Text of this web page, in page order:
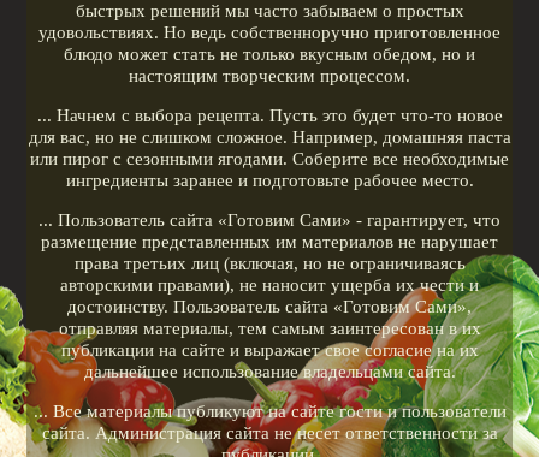
быстрых решений мы часто забываем о простых
удовольствиях. Но ведь собственноручно приготовленное
блюдо может стать не только вкусным обедом, но и
настоящим творческим процессом.
... Начнем с выбора рецепта. Пусть это будет что-то новое
для вас, но не слишком сложное. Например, домашняя паста
или пирог с сезонными ягодами. Соберите все необходимые
ингредиенты заранее и подготовьте рабочее место.
... Пользователь сайта «Готовим Сами» - гарантирует, что
размещение представленных им материалов не нарушает
права третьих лиц (включая, но не ограничиваясь
авторскими правами), не наносит ущерба их чести и
достоинству. Пользователь сайта «Готовим Сами»,
отправляя материалы, тем самым заинтересован в их
публикации на сайте и выражает свое согласие на их
дальнейшее использование владельцами сайта.
... Все материалы публикуют на сайте гости и пользователи
сайта. Администрация сайта не несет ответственности за